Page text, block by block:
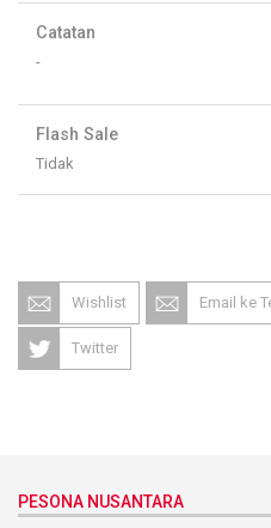
Catatan
-
Flash Sale
Tidak
Wishlist Email ke
Twitter
PESONA NUSANTARA